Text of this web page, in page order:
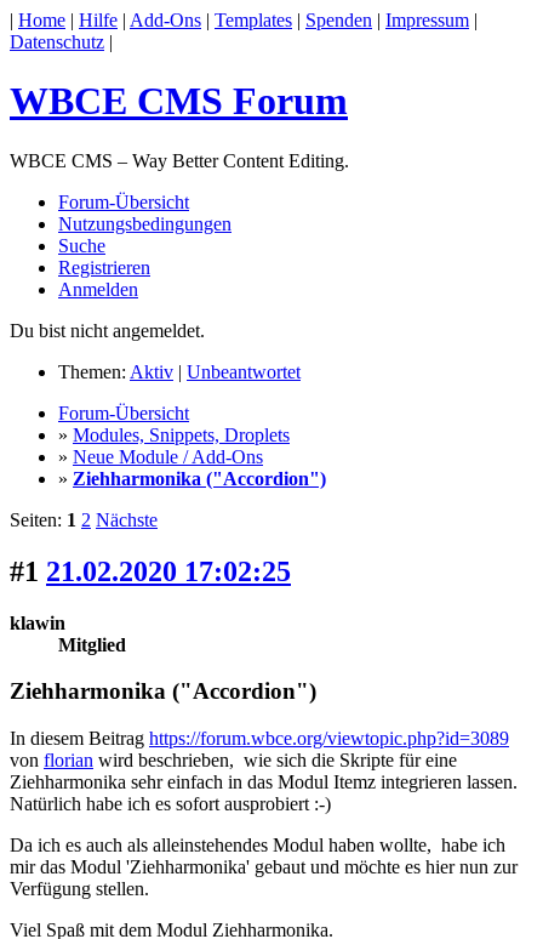
| Home | Hilfe | Add-Ons | Templates | Spenden | Impressum |
Datenschutz |
WBCE CMS Forum
WBCE CMS – Way Better Content Editing.
Forum-Übersicht
Nutzungsbedingungen
Suche
Registrieren
Anmelden
Du bist nicht angemeldet.
Themen: Aktiv | Unbeantwortet
Forum-Übersicht
» Modules, Snippets, Droplets
» Neue Module / Add-Ons
» Ziehharmonika ("Accordion")
Seiten: 1 2 Nächste
#1 21.02.2020 17:02:25
klawin
Mitglied
Ziehharmonika ("Accordion")
In diesem Beitrag https://forum.wbce.org/viewtopic.php?id=3089
von florian wird beschrieben, wie sich die Skripte für eine
Ziehharmonika sehr einfach in das Modul Itemz integrieren lassen.
Natürlich habe ich es sofort ausprobiert :-)
Da ich es auch als alleinstehendes Modul haben wollte, habe ich
mir das Modul 'Ziehharmonika' gebaut und möchte es hier nun zur
Verfügung stellen.
Viel Spaß mit dem Modul Ziehharmonika.